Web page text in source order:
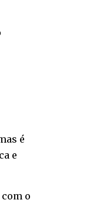
é
e
o